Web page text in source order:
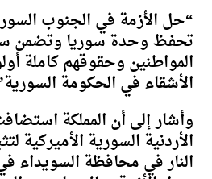
“حل الأزمة في الجنوب
تحفظ وحدة سوريا وتضمن
المواطنين وحقوقهم كاملة
الأشقاء في الحكومة
وأشار إلى أن المملكة
الأردنية السورية الأميركية
النار في محافظة السويداء